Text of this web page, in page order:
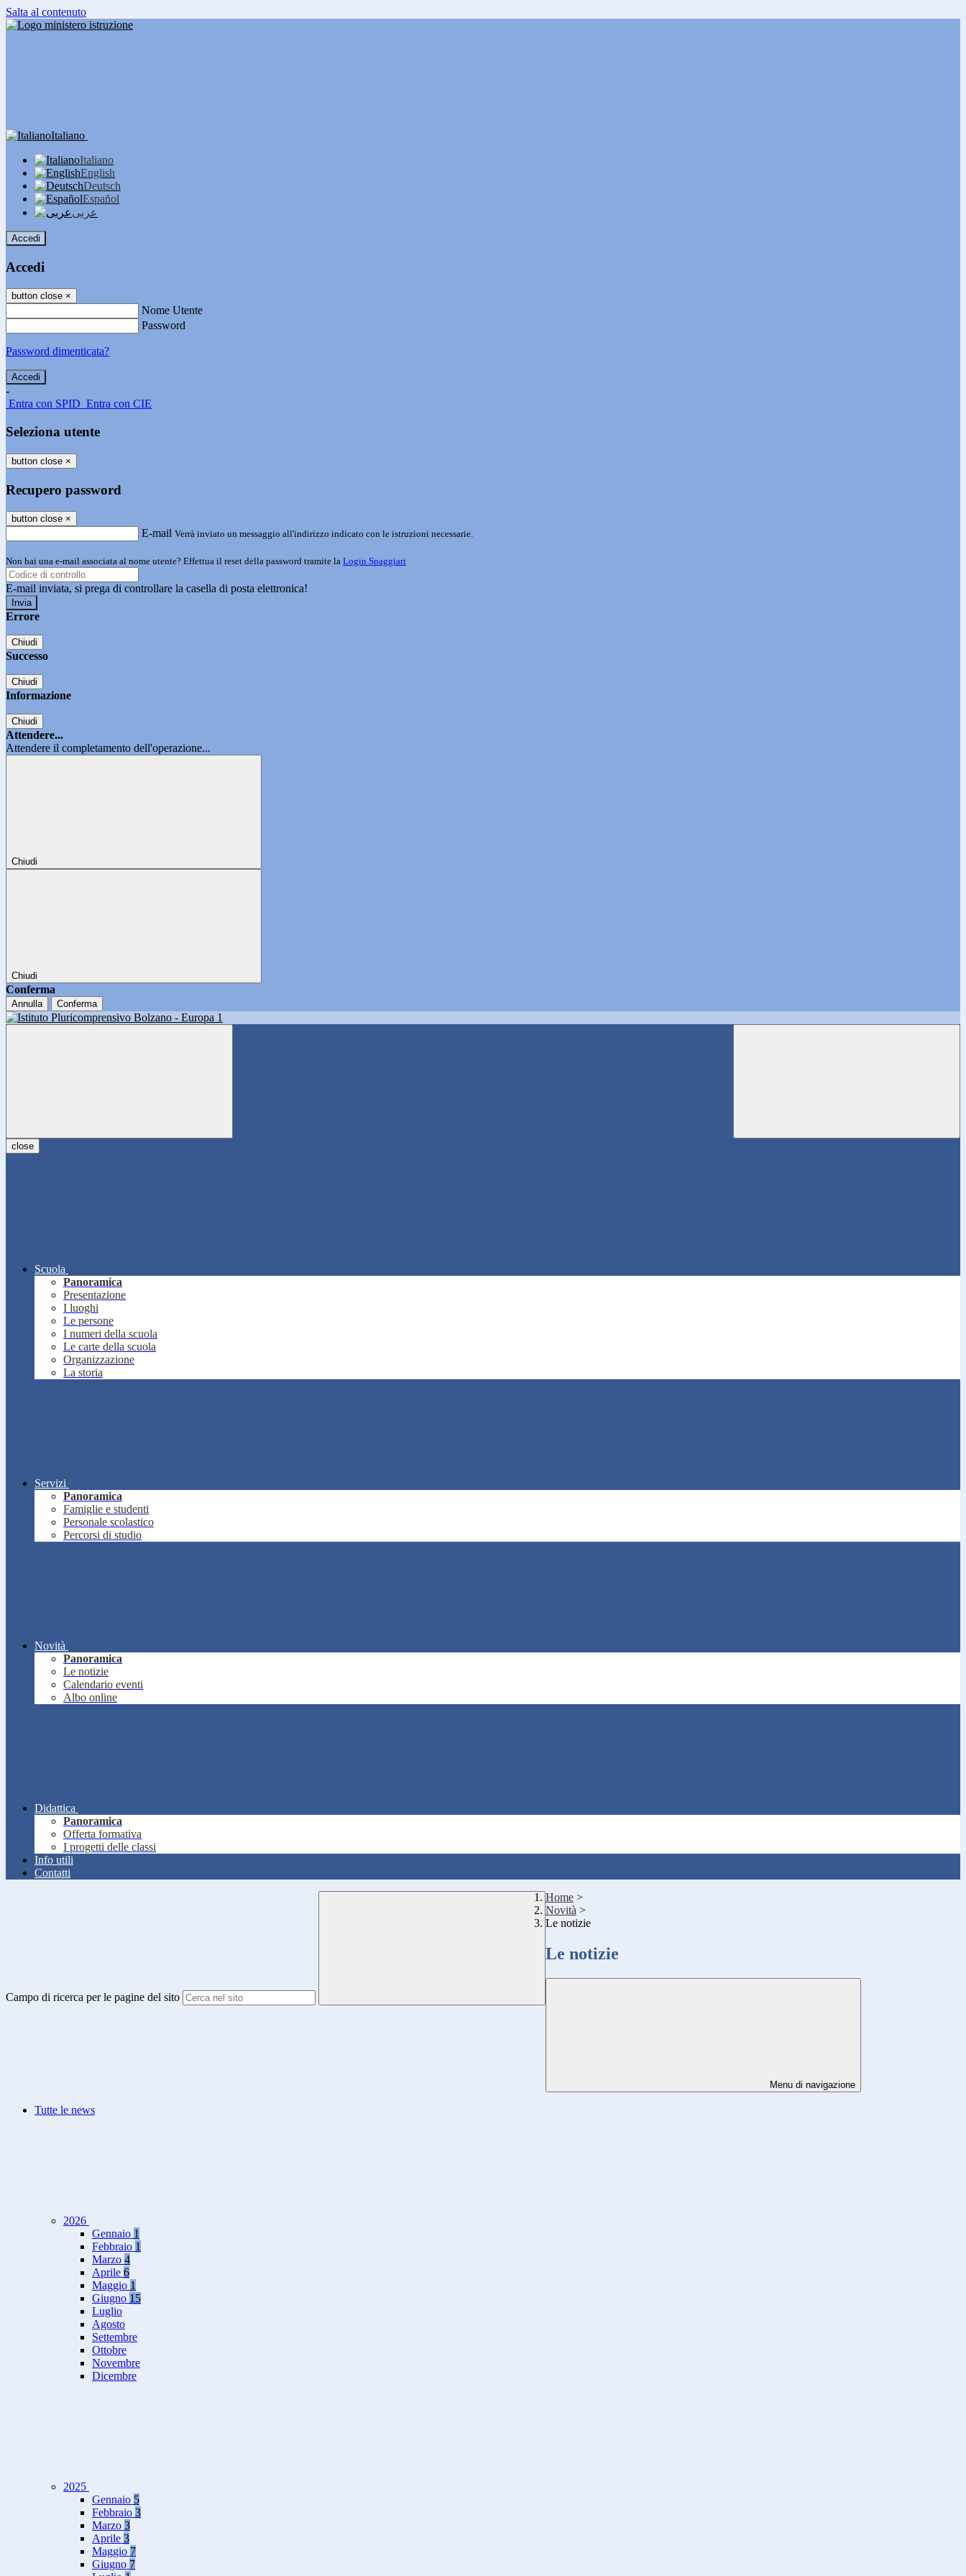
Salta al contenuto
Italiano
Italiano
English
Deutsch
Español
عربى
Accedi
Accedi
button close ×
Nome Utente
Password
Password dimenticata?
-
Entra con SPID Entra con CIE
Seleziona utente
button close ×
Recupero password
button close ×
E-mail Verrà inviato un messaggio all'indirizzo indicato con le istruzioni necessarie.
Non hai una e-mail associata al nome utente? Effettua il reset della password tramite la Login Spaggiari
E-mail inviata, si prega di controllare la casella di posta elettronica!
Errore
Chiudi
Successo
Chiudi
Informazione
Chiudi
Attendere...
Attendere il completamento dell'operazione...
Chiudi
Chiudi
Conferma
Annulla Conferma
close
Scuola
Panoramica
Presentazione
I luoghi
Le persone
I numeri della scuola
Le carte della scuola
Organizzazione
La storia
Servizi
Panoramica
Famiglie e studenti
Personale scolastico
Percorsi di studio
Novità
Panoramica
Le notizie
Calendario eventi
Albo online
Didattica
Panoramica
Offerta formativa
I progetti delle classi
Info utili
Contatti
Campo di ricerca per le pagine del sito
Home >
Novità >
Le notizie
Le notizie
Menu di navigazione
Tutte le news
2026
Gennaio 1
Febbraio 1
Marzo 4
Aprile 6
Maggio 1
Giugno 15
Luglio
Agosto
Settembre
Ottobre
Novembre
Dicembre
2025
Gennaio 5
Febbraio 3
Marzo 3
Aprile 3
Maggio 7
Giugno 7